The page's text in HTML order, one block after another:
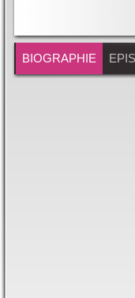
BIOGRAPHIE